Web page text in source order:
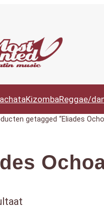
KizombaReggae/
getagged “Eliades